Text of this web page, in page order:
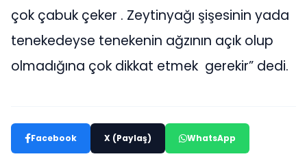
çok çabuk çeker . Zeytinyağı şişesinin yada
tenekedeyse tenekenin ağzının açık olup
olmadığına çok dikkat etmek gerekir” dedi.
Facebook X (Paylaş) WhatsApp